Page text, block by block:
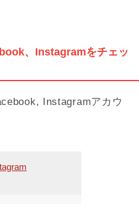
、Instagramをチェッ
Instagramアカウ